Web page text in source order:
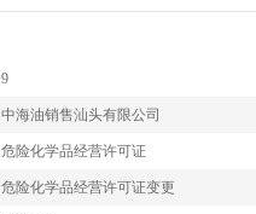
9
中海油销售汕头有限公司
危险化学品经营许可证
危险化学品经营许可证变更